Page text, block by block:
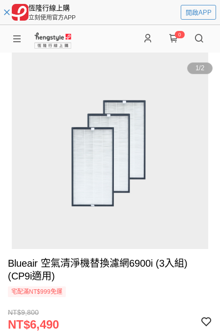
恆隆行線上購
立刻使用官方APP
開啟APP
0
1/2
Blueair 空氣清淨機替換濾網6900i (3入組)
(CP9i適用)
宅配滿NT$999免運
NT$9,800
NT$6,490